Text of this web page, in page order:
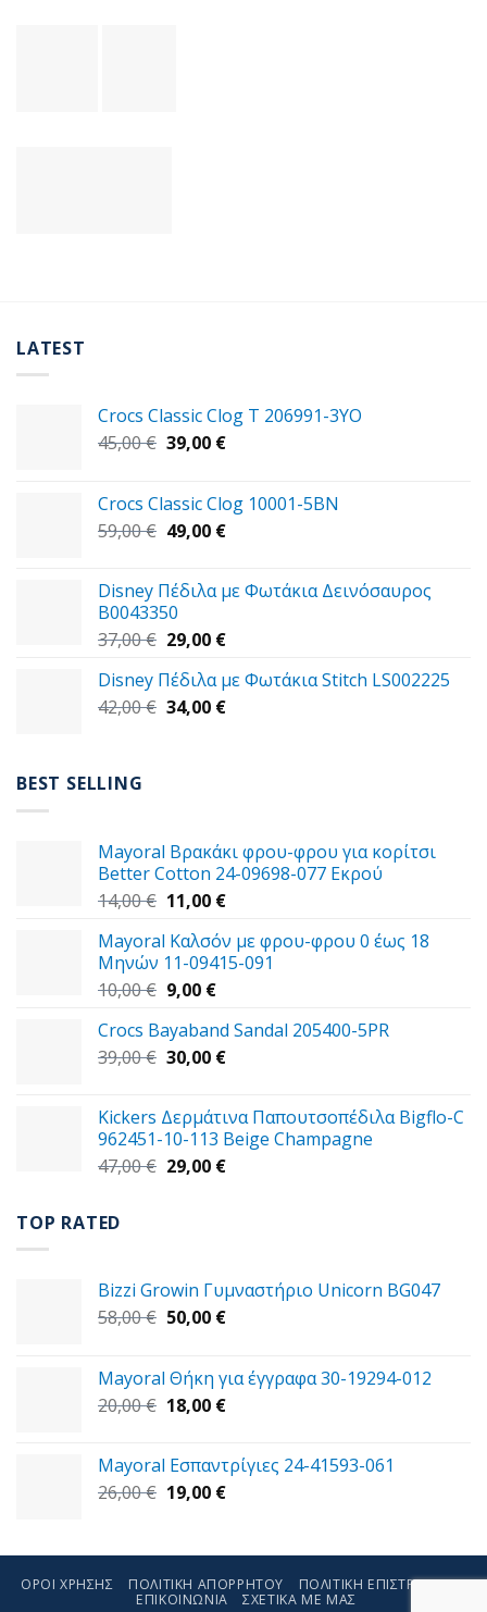
LATEST
Crocs Classic Clog T 206991-3YΟ
45,00€ Original
45,00 €.
39,00 €Η
είναι:
39,00 €.
Crocs Classic Clog 10001-5BN
59,00€ Original
59,00 €.
49,00 €Η
είναι:
Disney Πέδιλα με Φωτάκια Δεινόσαυρος
B0043350
37,00€ Original
was:
37,00 €.
29,00 €Η
τιμή
είναι:
Disney Πέδιλα με Φωτάκια Stitch LS002225
42,00€ Original
34,00 €Η
BEST SELLING
Mayoral Βρακάκι φρου-φρου για κορίτσι
Better Cotton 24-09698-077 Εκρού
14,00€ Original
was:
14,00 €.
11,00 €Η
τιμή
είναι:
Mayoral Καλσόν με φρου-φρου 0 έως 18
Μηνών 11-09415-091
10,00€ Original
was:
10,00 €.
9,00 €Η
τιμή
είναι:
Crocs Bayaband Sandal 205400-5PR
39,00€ Original
39,00 €.
30,00 €Η
είναι:
30,00 €.
Kickers Δερμάτινα Παπουτσοπέδιλα Bigflo-C
962451-10-113 Beige Champagne
47,00€ Original
29,00 €Η
TOP RATED
Bizzi Growin Γυμναστήριο Unicorn BG047
58,00€ Original
58,00 €.
50,00 €Η
είναι:
50,00 €.
Mayoral Θήκη για έγγραφα 30-19294-012
20,00€ Original
20,00 €.
18,00 €Η
είναι:
18,00 €.
Mayoral Εσπαντρίγιες 24-41593-061
26,00€ Original
26,00 €.
19,00 €Η
είναι:
19,00 €.
ΌΡΟΙ ΧΡΉΣΗΣ ΠΟΛΙΤΙΚΉ ΑΠΟΡΡΉΤΟΥ
ΠΟΛΙΤΙΚΉ ΕΠΙΣΤΡΟΦΏΝ
ΕΠΙΚΟΙΝΩΝΊΑ
ΣΧΕΤΙΚΑ ΜΕ ΜΑΣ